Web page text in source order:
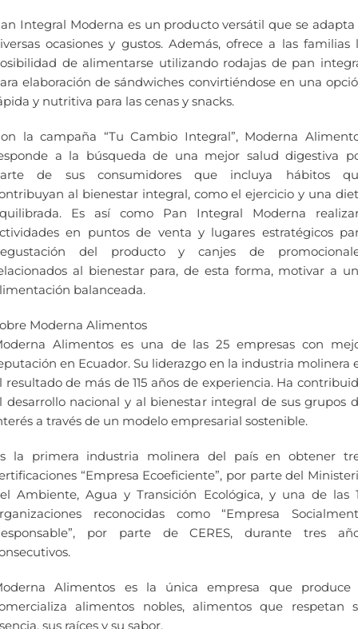
Integral Moderna es un producto versátil que se adapta
ocasiones y gustos. Además, ofrece a las familias
de alimentarse utilizando rodajas de pan
elaboración de sándwiches convirtiéndose en una
y nutritiva para las cenas y snacks.
la campaña “Tu Cambio Integral”, Moderna
a la búsqueda de una mejor salud digestiva
de sus consumidores que incluya hábitos
al bienestar integral, como el ejercicio y una
Es así como Pan Integral Moderna
en puntos de venta y lugares estratégicos
del producto y canjes de
al bienestar para, de esta forma, motivar a
balanceada.
Moderna Alimentos
Alimentos es una de las 25 empresas con
en Ecuador. Su liderazgo en la industria molinera
resultado de más de 115 años de experiencia. Ha
desarrollo nacional y al bienestar integral de sus grupos
a través de un modelo empresarial sostenible.
la primera industria molinera del país en obtener
“Empresa Ecoeficiente”, por parte del
Ambiente, Agua y Transición Ecológica, y una de las
reconocidas como “Empresa
por parte de CERES, durante tres
Alimentos es la única empresa que produce
alimentos nobles, alimentos que respetan
sus raíces y su sabor.